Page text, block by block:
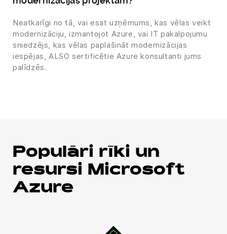
Neatkarīgi no tā, vai esat uzņēmums, kas vēlas veikt
modernizāciju, izmantojot Azure, vai IT pakalpojumu
sniedzējs, kas vēlas paplašināt modernizācijas
iespējas, ALSO sertificētie Azure konsultanti jums
palīdzēs.
Populāri rīki un
resursi Microsoft
Azure